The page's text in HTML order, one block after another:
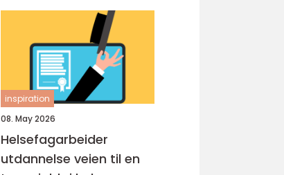
inspiration
08. May 2026
Helsefagarbeider
utdannelse veien til en